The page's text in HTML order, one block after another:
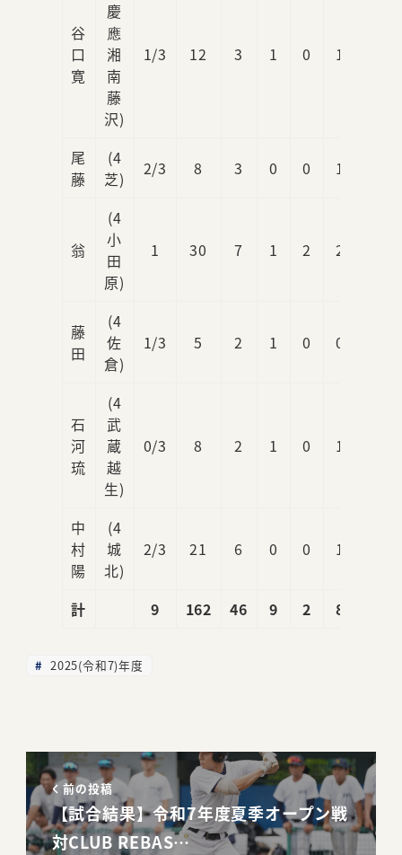
谷
口
寛
慶
應
湘
南
藤
沢)
1/3 12 3 1 0 1
尾
藤
(4
芝)
2/3 8 3 0 0 1
翁
(4
小
田
原)
1 30 7 1 2 2
藤
田
(4
佐
倉)
1/3 5 2 1 0 0
石
河
琉
(4
武
蔵
越
生)
0/3 8 2 1 0 1
中
村
陽
(4
城
北)
2/3 21 6 0 0 1
計 9 162 46 9 2 8
2025(令和7)年度
前の投稿
【試合結果】令和7年度夏季オープン戦
対CLUB REBAS…